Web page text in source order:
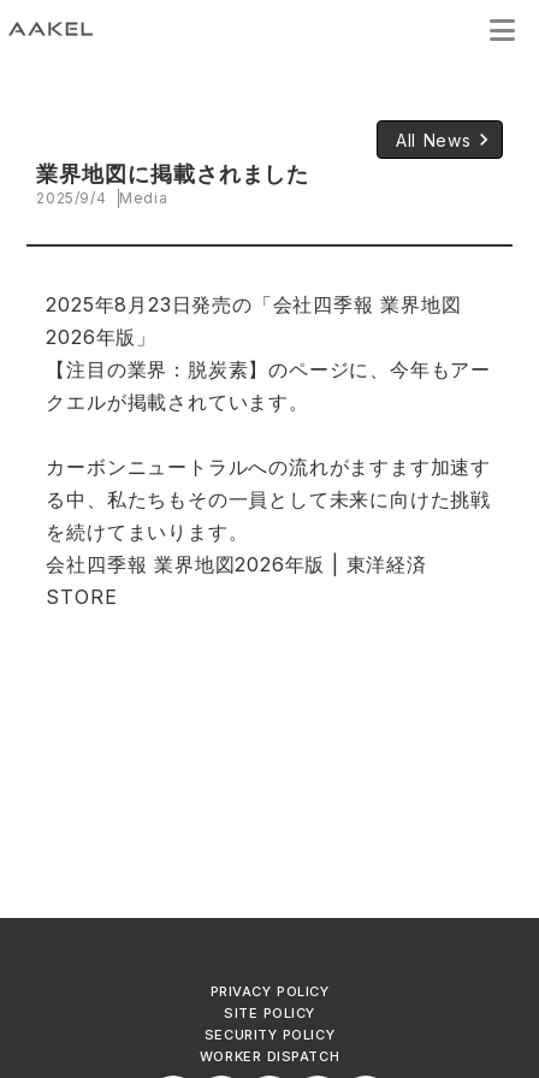
All News keyboard_arrow_right
業界地図に掲載されました
2025/9/4 Media
2025年8月23日発売の「会社四季報 業界地図
2026年版」
【注目の業界：脱炭素】のページに、今年もアー
クエルが掲載されています。
カーボンニュートラルへの流れがますます加速す
る中、私たちもその一員として未来に向けた挑戦
を続けてまいります。
会社四季報 業界地図2026年版 | 東洋経済
STORE
PRIVACY POLICY
SITE POLICY
SECURITY POLICY
WORKER DISPATCH